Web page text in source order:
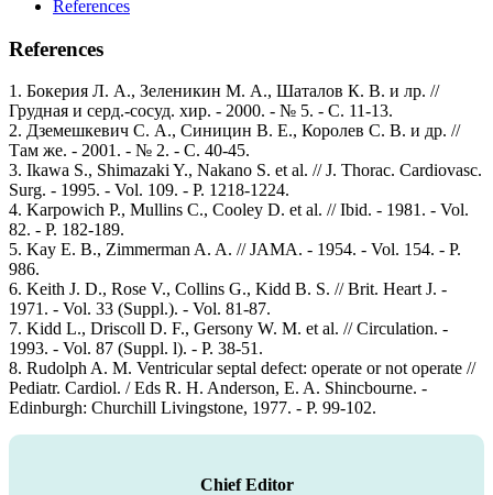
References
References
1. Бокерия Л. А., Зеленикин М. А., Шаталов К. В. и лр. //
Грудная и серд.-сосуд. хир. - 2000. - № 5. - С. 11-13.
2. Дземешкевич С. А., Синицин В. Е., Королев С. В. и др. //
Там же. - 2001. - № 2. - С. 40-45.
3. Ikawa S., Shimazaki Y., Nakano S. et al. // J. Thorac. Cardiovasc.
Surg. - 1995. - Vol. 109. - P. 1218-1224.
4. Karpowich P., Mullins C., Cooley D. et al. // Ibid. - 1981. - Vol.
82. - P. 182-189.
5. Kay E. B., Zimmerman A. A. // JAMA. - 1954. - Vol. 154. - P.
986.
6. Keith J. D., Rose V., Collins G., Kidd B. S. // Brit. Heart J. -
1971. - Vol. 33 (Suppl.). - Vol. 81-87.
7. Kidd L., Driscoll D. F., Gersony W. M. et al. // Circulation. -
1993. - Vol. 87 (Suppl. l). - P. 38-51.
8. Rudolph A. M. Ventricular septal defect: operate or not operate //
Pediatr. Cardiol. / Eds R. H. Anderson, E. A. Shincbourne. -
Edinburgh: Churchill Livingstone, 1977. - P. 99-102.
Chief Editor